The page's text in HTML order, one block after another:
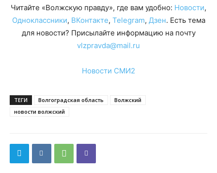
Читайте «Волжскую правду», где вам удобно: Новости,
Одноклассники, ВКонтакте, Telegram, Дзен. Есть тема
для новости? Присылайте информацию на почту
vlzpravda@mail.ru
Новости СМИ2
ТЕГИ Волгоградская область
Волжский
новости волжский